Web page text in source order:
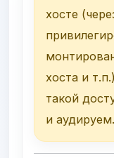
хосте
хоста и
такой
и аудируем.